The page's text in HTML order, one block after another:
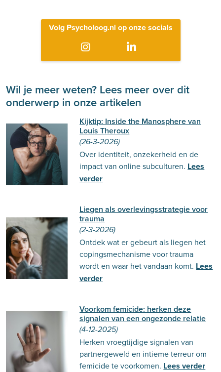
Volg Psycholoog.nl op onze socials
Wil je meer weten? Lees meer over dit
onderwerp in onze artikelen
Kijktip: Inside the Manosphere van
Louis Theroux
(26-3-2026)
Over identiteit, onzekerheid en de
impact van online subculturen. Lees
verder
Liegen als overlevingsstrategie voor
trauma
(2-3-2026)
Ontdek wat er gebeurt als liegen het
copingsmechanisme voor trauma
wordt en waar het vandaan komt. Lees
verder
Voorkom femicide: herken deze
signalen van een ongezonde relatie
(4-12-2025)
Herken vroegtijdige signalen van
partnergeweld en intieme terreur om
femicide te voorkomen. Lees verder